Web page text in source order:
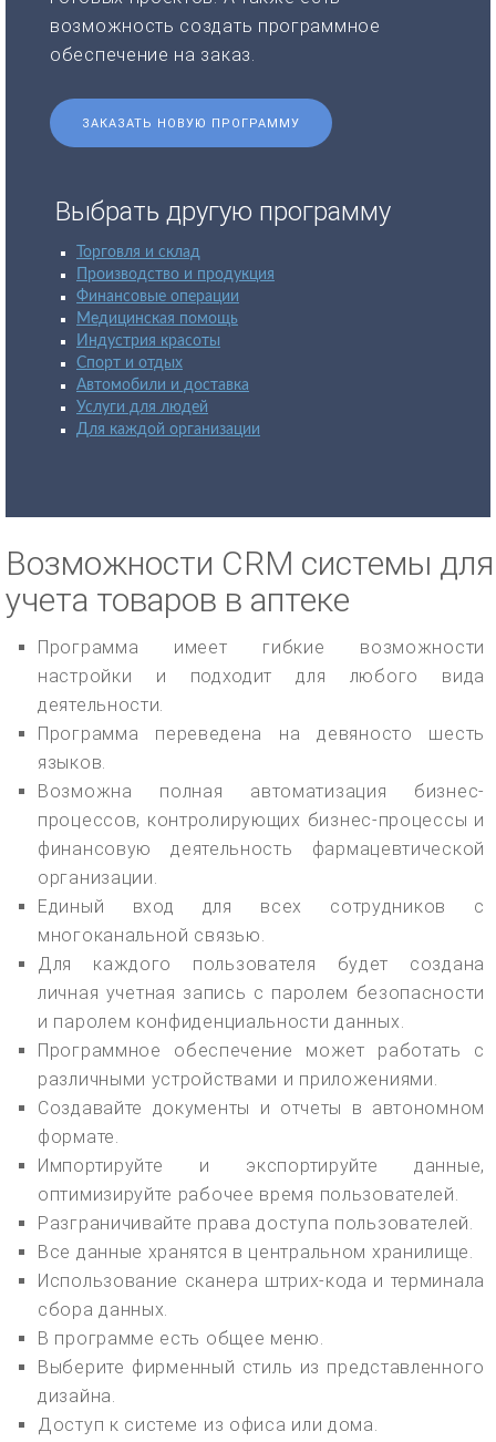
возможность создать программное
обеспечение на заказ.
ЗАКАЗАТЬ НОВУЮ ПРОГРАММУ
Выбрать другую программу
Торговля и склад
Производство и продукция
Финансовые операции
Медицинская помощь
Индустрия красоты
Спорт и отдых
Автомобили и доставка
Услуги для людей
Для каждой организации
Возможности CRM системы для
учета товаров в аптеке
Программа имеет гибкие возможности
настройки и подходит для любого вида
деятельности.
Программа переведена на девяносто шесть
языков.
Возможна полная автоматизация бизнес-
процессов, контролирующих бизнес-процессы и
финансовую деятельность фармацевтической
организации.
Единый вход для всех сотрудников с
многоканальной связью.
Для каждого пользователя будет создана
личная учетная запись с паролем безопасности
и паролем конфиденциальности данных.
Программное обеспечение может работать с
различными устройствами и приложениями.
Создавайте документы и отчеты в автономном
формате.
Импортируйте и экспортируйте данные,
оптимизируйте рабочее время пользователей.
Разграничивайте права доступа пользователей.
Все данные хранятся в центральном хранилище.
Использование сканера штрих-кода и терминала
сбора данных.
В программе есть общее меню.
Выберите фирменный стиль из представленного
дизайна.
Доступ к системе из офиса или дома.